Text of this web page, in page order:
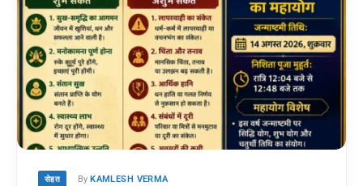
सेहत By KAMLESH VERMA